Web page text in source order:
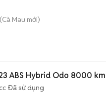
(Cà Mau mới)
ABS Hybrid Odo 8000 km
Đã sử dụng